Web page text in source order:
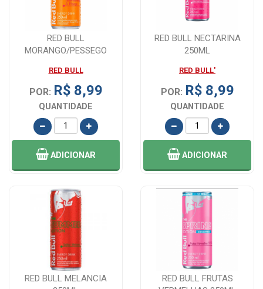
RED BULL
MORANGO/PESSEGO
RED BULL
POR: R$ 8,99
QUANTIDADE
ADICIONAR
RED BULL NECTARINA
250ML
RED BULL'
POR: R$ 8,99
QUANTIDADE
ADICIONAR
RED BULL MELANCIA
RED BULL FRUTAS